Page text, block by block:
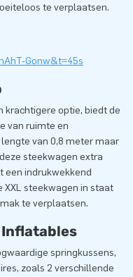
te verplaatsen.
Gonw&t=45s
krachtigere optie, biedt de
van ruimte en
van 0,8 meter maar
steekwagen extra
een indrukwekkend
XXL steekwagen in staat
te verplaatsen.
Inflatables
springkussens,
zoals 2 verschillende